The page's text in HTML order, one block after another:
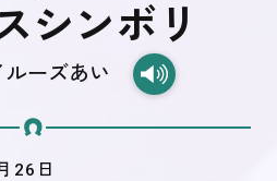
シンボリ
ルーズあい
26日